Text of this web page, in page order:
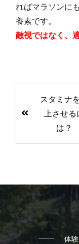
ればマラソンに
養素です。
敵視ではなく、
の
の
リ
ン
ク
スタミナ
上させる
は？
体